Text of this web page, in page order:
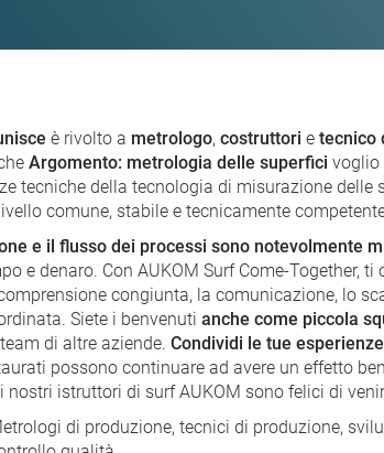
è rivolto a metrologo, costruttori e tecnico
Argomento: metrologia delle superfici voglio
tecniche della tecnologia di misurazione delle
comune, stabile e tecnicamente
e il flusso dei processi sono notevolmente
e denaro. Con AUKOM Surf Come-Together,
congiunta, la comunicazione, lo
Siete i benvenuti anche come piccola
di altre aziende. Condividi le tue
possono continuare ad avere un effetto
nostri istruttori di surf AUKOM sono felici di
di produzione, tecnici di produzione,